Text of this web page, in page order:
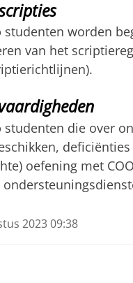
studenten worden
van het
studenten die over
oefening met
2023 09:38